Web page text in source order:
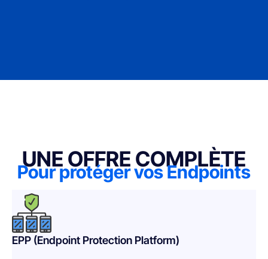
UNE OFFRE COMPLÈTE
Pour protéger vos Endpoints
EPP (Endpoint Protection Platform)